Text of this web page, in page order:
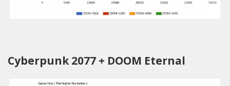
Cyberpunk 2077 + DOOM Eternal